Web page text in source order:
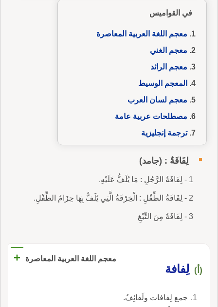
في القواميس
معجم اللغة العربية المعاصرة
معجم الغني
معجم الرائد
المعجم الوسيط
معجم لسان العرب
مصطلحات عربية عامة
ترجمة إنجليزية
لِفَافَةٌ : (جامد)
1 - لِفَافَةُ الرَّجُلِ : مَا يُلَفُّ عَلَيْهِ.
2 - لِفَافَةُ الطِّفْلِ : الْخِرْقَةُ الَّتِي يُلَفُّ بِهَا حِزَامُ الطِّفْلِ.
3 - لِفَافَةٌ مِنَ التِّبْغِ
معجم اللغة العربية المعاصرة +
(أ) لِفافة
جمع لِفافات ولَفائِفُ.